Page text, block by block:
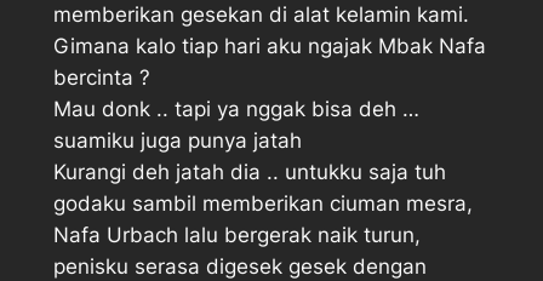
memberikan gesekan di alat kelamin kami.
Gimana kalo tiap hari aku ngajak Mbak Nafa
bercinta ?
Mau donk .. tapi ya nggak bisa deh …
suamiku juga punya jatah 
Kurangi deh jatah dia .. untukku saja tuh 
godaku sambil memberikan ciuman mesra,
Nafa Urbach lalu bergerak naik turun,
penisku serasa digesek gesek dengan